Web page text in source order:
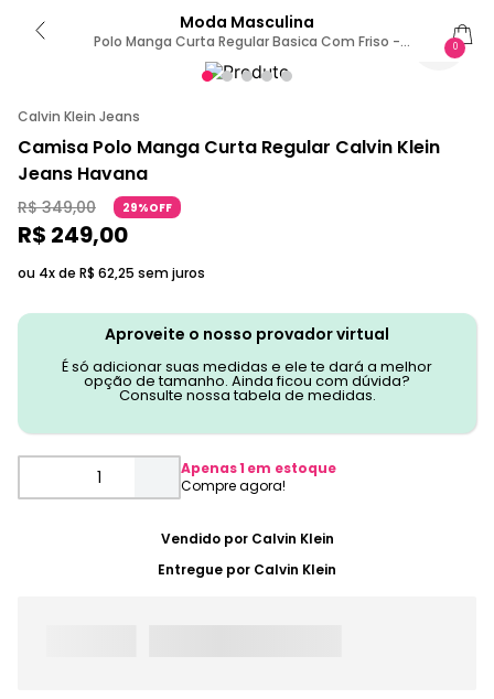
Moda Masculina
Polo Manga Curta Regular Basica Com Friso -
Havana PP
0
Calvin Klein Jeans
Camisa Polo Manga Curta Regular Calvin Klein
Jeans Havana
R$ 349,00 29%OFF
R$ 249,00
ou 4x de R$ 62,25 sem juros
Aproveite o nosso provador virtual
É só adicionar suas medidas e ele te dará a melhor
opção de tamanho. Ainda ficou com dúvida?
Consulte nossa tabela de medidas.
Apenas1 em estoque
Vendido por Calvin Klein
Entregue por Calvin Klein